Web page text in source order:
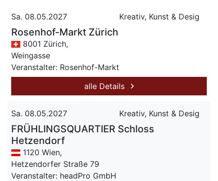
Sa. 08.05.2027 Kreativ, Kunst & Desig
Rosenhof-Markt Zürich
8001 Zürich,
Weingasse
Veranstalter: Rosenhof-Markt
alle Details
Sa. 08.05.2027 Kreativ, Kunst & Desig
FRÜHLINGSQUARTIER Schloss
Hetzendorf
1120 Wien,
Hetzendorfer Straße 79
Veranstalter: headPro GmbH